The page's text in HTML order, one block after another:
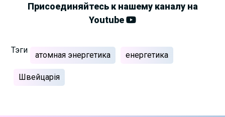
Присоединяйтесь к нашему каналу на
Youtube
Тэги
атомная энергетика енергетика
Швейцарія